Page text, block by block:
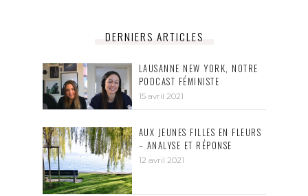
DERNIERS ARTICLES
LAUSANNE NEW YORK, NOTRE
PODCAST FÉMINISTE
15 avril 2021
AUX JEUNES FILLES EN FLEURS
– ANALYSE ET RÉPONSE
12 avril 2021